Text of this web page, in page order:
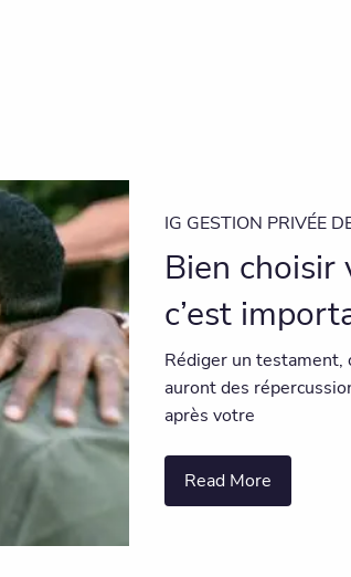
IG GESTION PRIVÉE
Bien
c’est
Rédiger un testament,
auront des
après votre
Read More